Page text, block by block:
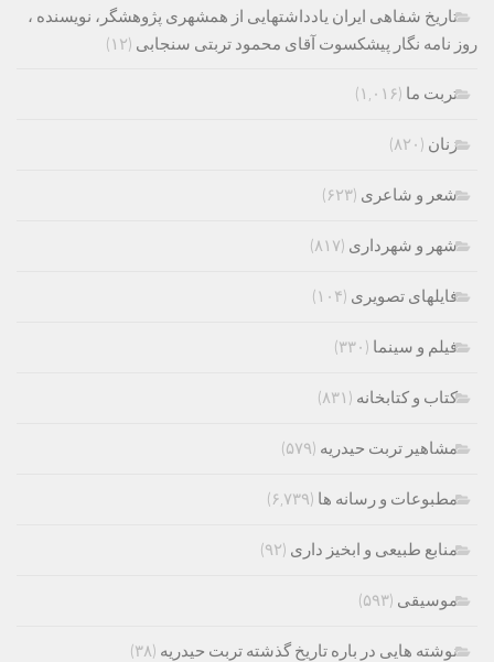
تاریخ شفاهی ایران یادداشتهایی از همشهری پژوهشگر، نویسنده ،
روز نامه نگار پیشکسوت آقای محمود تربتی سنجابی (۱۲)
تربت ما (۱,۰۱۶)
زنان (۸۲۰)
شعر و شاعری (۶۲۳)
شهر و شهرداری (۸۱۷)
فایلهای تصویری (۱۰۴)
فیلم و سینما (۳۳۰)
کتاب و کتابخانه (۸۳۱)
مشاهیر تربت حیدریه (۵۷۹)
مطبوعات و رسانه ها (۶,۷۳۹)
منابع طبیعی و ابخیز داری (۹۲)
موسیقی (۵۹۳)
نوشته هایی در باره تاریخ گذشته تربت حیدریه (۳۸)